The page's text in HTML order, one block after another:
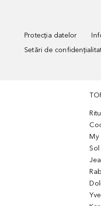
Protecția datelor
Setări de
My